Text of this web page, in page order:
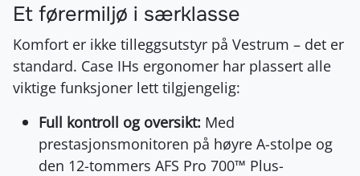
Et førermiljø i særklasse
Komfort er ikke tilleggsutstyr på Vestrum – det er
standard. Case IHs ergonomer har plassert alle
viktige funksjoner lett tilgjengelig:
Full kontroll og oversikt: Med
prestasjonsmonitoren på høyre A-stolpe og
den 12-tommers AFS Pro 700™ Plus-